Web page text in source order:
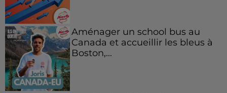
Aménager un school bus au
Canada et accueillir les bleus à
Boston,...